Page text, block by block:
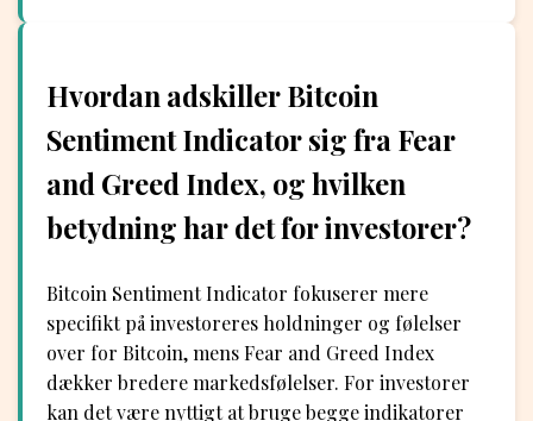
Hvordan adskiller Bitcoin
Sentiment Indicator sig fra Fear
and Greed Index, og hvilken
betydning har det for investorer?
Bitcoin Sentiment Indicator fokuserer mere
specifikt på investoreres holdninger og følelser
over for Bitcoin, mens Fear and Greed Index
dækker bredere markedsfølelser. For investorer
kan det være nyttigt at bruge begge indikatorer